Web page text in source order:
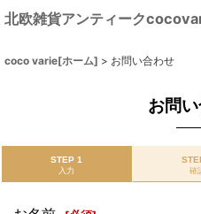
北欧雑貨アンティーク
coco varie[ホーム] > お問い合わせ
お問
STEP 1
入力
確